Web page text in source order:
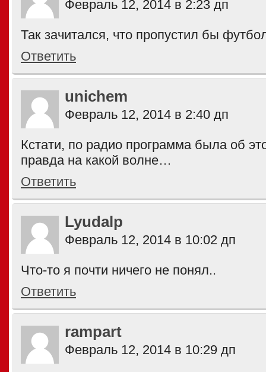
Февраль 12, 2014 в 2:23 дп
Так зачитался, что пропустил бы
Ответить
unichem
Февраль 12, 2014 в 2:40 дп
Кстати, по радио программа была об
правда на какой волне…
Ответить
Lyudalp
Февраль 12, 2014 в 10:02 дп
Что-то я почти ничего не понял..
Ответить
rampart
Февраль 12, 2014 в 10:29 дп